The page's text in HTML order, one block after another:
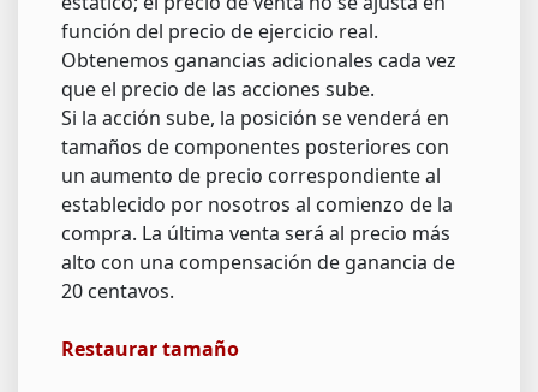
función del precio de ejercicio real.
Obtenemos ganancias adicionales cada vez
que el precio de las acciones sube.
Si la acción sube, la posición se venderá en
tamaños de componentes posteriores con
un aumento de precio correspondiente al
establecido por nosotros al comienzo de la
compra. La última venta será al precio más
alto con una compensación de ganancia de
20 centavos.
Restaurar tamaño